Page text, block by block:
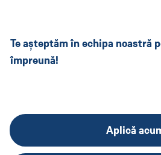
Te așteptăm în echipa noastră
împreună!
Aplică